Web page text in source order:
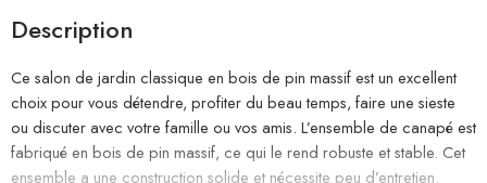
Description
Ce salon de jardin classique en bois de pin massif est un excellent
choix pour vous détendre, profiter du beau temps, faire une sieste
ou discuter avec votre famille ou vos amis. L’ensemble de canapé est
fabriqué en bois de pin massif, ce qui le rend robuste et stable. Cet
ensemble a une construction solide et nécessite peu d’entretien.